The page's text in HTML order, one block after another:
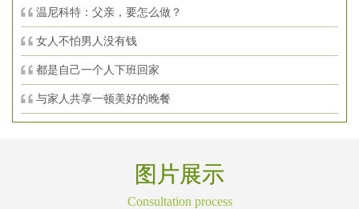
温尼科特：父亲，要怎么做？
女人不怕男人没有钱
都是自己一个人下班回家
与家人共享一顿美好的晚餐
图片展示
Consultation process